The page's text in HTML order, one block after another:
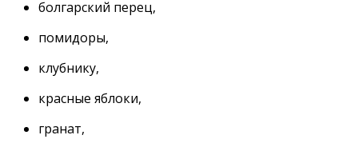
болгарский перец,
помидоры,
клубнику,
красные яблоки,
гранат,